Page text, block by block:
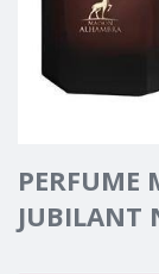
PERFUME
JUBILANT